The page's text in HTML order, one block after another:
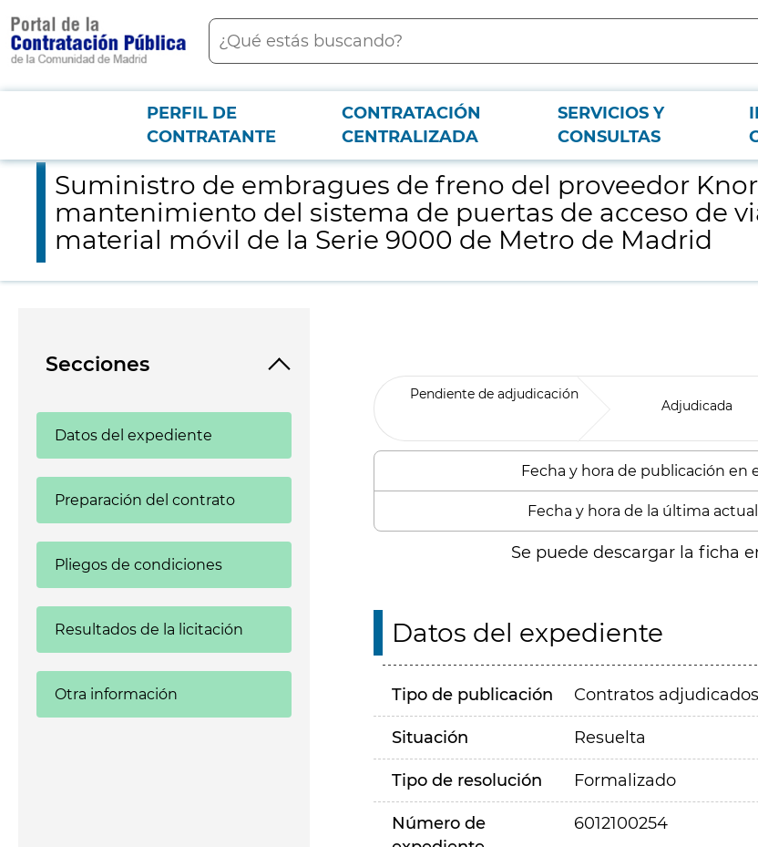
contenido
principal
Buscar
Menú PCON
PERFIL DE
CONTRATANTE
CONTRATACIÓN
CENTRALIZADA
SERVICIOS Y
CONSULTAS
Suministro de embragues de freno del proveedor Knorr-Bremse para el mantenimiento del sistema de puertas de acceso de
Suministro de embragues de freno del proveedor
mantenimiento del sistema de puertas de acceso de
material móvil de la Serie 9000 de Metro de Madrid
Secciones
Datos del expediente
Preparación del contrato
Pliegos de condiciones
Resultados de la licitación
Otra información
Pendiente de adjudicación
Adjudicada
Fecha y hora de publicación en
Fecha y hora de la última
Se puede descargar la ficha
Datos del expediente
Tipo de publicación Contratos
Situación Resuelta
Tipo de resolución Formalizado
Número de
6012100254